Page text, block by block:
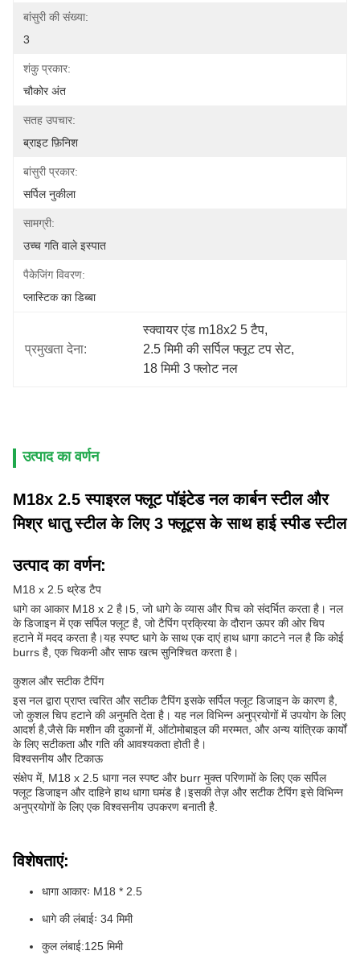
बांसुरी की संख्या:
3
शंकु प्रकार:
चौकोर अंत
सतह उपचार:
ब्राइट फ़िनिश
बांसुरी प्रकार:
सर्पिल नुकीला
सामग्री:
उच्च गति वाले इस्पात
पैकेजिंग विवरण:
प्लास्टिक का डिब्बा
प्रमुखता देना:
स्क्वायर एंड m18x2 5 टैप,
2.5 मिमी की सर्पिल फ्लूट टप सेट,
18 मिमी 3 फ्लोट नल
उत्पाद का वर्णन
M18x 2.5 स्पाइरल फ्लूट पॉइंटेड नल कार्बन स्टील और
मिश्र धातु स्टील के लिए 3 फ्लूट्स के साथ हाई स्पीड स्टील
उत्पाद का वर्णन:
M18 x 2.5 थ्रेड टैप
धागे का आकार M18 x 2 है।5, जो धागे के व्यास और पिच को संदर्भित करता है। नल
के डिजाइन में एक सर्पिल फ्लूट है, जो टैपिंग प्रक्रिया के दौरान ऊपर की ओर चिप
हटाने में मदद करता है।यह स्पष्ट धागे के साथ एक दाएं हाथ धागा काटने नल है कि कोई
burrs है, एक चिकनी और साफ खत्म सुनिश्चित करता है।
कुशल और सटीक टैपिंग
इस नल द्वारा प्राप्त त्वरित और सटीक टैपिंग इसके सर्पिल फ्लूट डिजाइन के कारण है,
जो कुशल चिप हटाने की अनुमति देता है। यह नल विभिन्न अनुप्रयोगों में उपयोग के लिए
आदर्श है,जैसे कि मशीन की दुकानों में, ऑटोमोबाइल की मरम्मत, और अन्य यांत्रिक कार्यों
के लिए सटीकता और गति की आवश्यकता होती है।
विश्वसनीय और टिकाऊ
संक्षेप में, M18 x 2.5 धागा नल स्पष्ट और burr मुक्त परिणामों के लिए एक सर्पिल
फ्लूट डिजाइन और दाहिने हाथ धागा घमंड है।इसकी तेज़ और सटीक टैपिंग इसे विभिन्न
अनुप्रयोगों के लिए एक विश्वसनीय उपकरण बनाती है.
विशेषताएं:
धागा आकारः M18 * 2.5
धागे की लंबाईः 34 मिमी
कुल लंबाई:125 मिमी